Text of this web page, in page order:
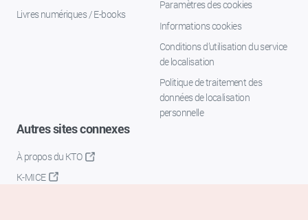
Livres numériques / E-books
Paramètres des cookies
Informations cookies
Conditions d’utilisation du service
de localisation
Politique de traitement des
données de localisation
personnelle
Autres sites connexes
À propos du KTO
K-MICE